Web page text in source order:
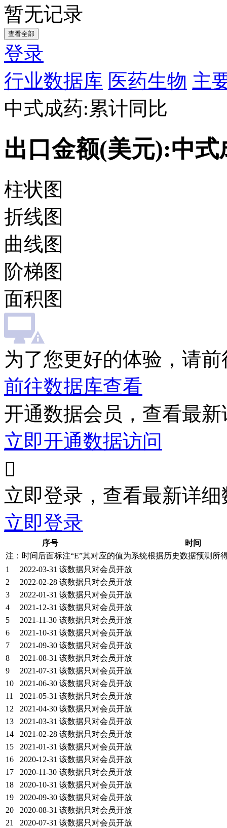
暂无记录
查看全部
登录
行业数据库 医药生物 主
中式成药:累计同比
出口金额(美元):中
柱状图
折线图
曲线图
阶梯图
面积图
为了您更好的体验，请
前往数据库查看
开通数据会员，查看最
立即开通数据访问

立即登录，查看最新详细
立即登录
序号
时间
注：时间后面标注“E”其对应的值为系统根据历史数据预测所
1
2022-03-31 该数据只对会员开放
2
2022-02-28 该数据只对会员开放
3
2022-01-31 该数据只对会员开放
4
2021-12-31 该数据只对会员开放
5
2021-11-30 该数据只对会员开放
6
2021-10-31 该数据只对会员开放
7
2021-09-30 该数据只对会员开放
8
2021-08-31 该数据只对会员开放
9
2021-07-31 该数据只对会员开放
10
2021-06-30 该数据只对会员开放
11
2021-05-31 该数据只对会员开放
12
2021-04-30 该数据只对会员开放
13
2021-03-31 该数据只对会员开放
14
2021-02-28 该数据只对会员开放
15
2021-01-31 该数据只对会员开放
16
2020-12-31 该数据只对会员开放
17
2020-11-30 该数据只对会员开放
18
2020-10-31 该数据只对会员开放
19
2020-09-30 该数据只对会员开放
20
2020-08-31 该数据只对会员开放
21
2020-07-31 该数据只对会员开放